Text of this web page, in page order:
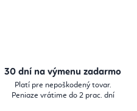
30 dní na výmenu zadarmo
Platí pre nepoškodený tovar.
Peniaze vrátime do 2 prac. dní